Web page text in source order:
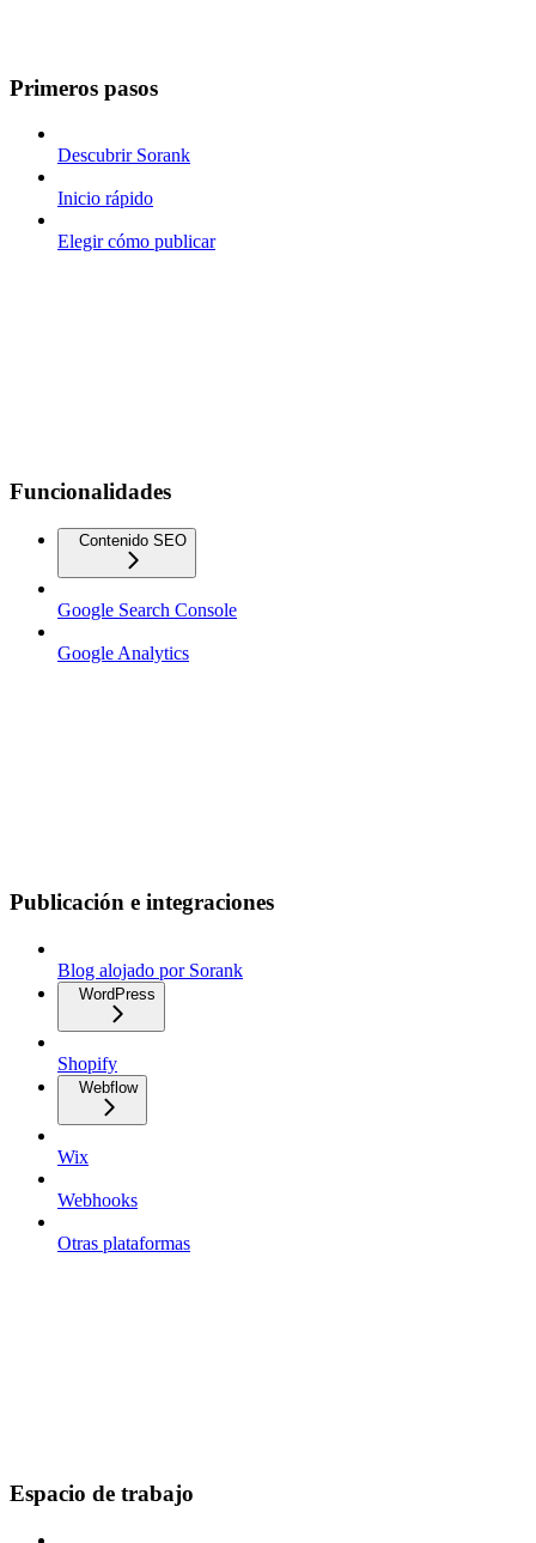
Primeros pasos
Descubrir Sorank
Inicio rápido
Elegir cómo publicar
Funcionalidades
Contenido SEO
Google Search Console
Google Analytics
Publicación e integraciones
Blog alojado por Sorank
WordPress
Shopify
Webflow
Wix
Webhooks
Otras plataformas
Espacio de trabajo